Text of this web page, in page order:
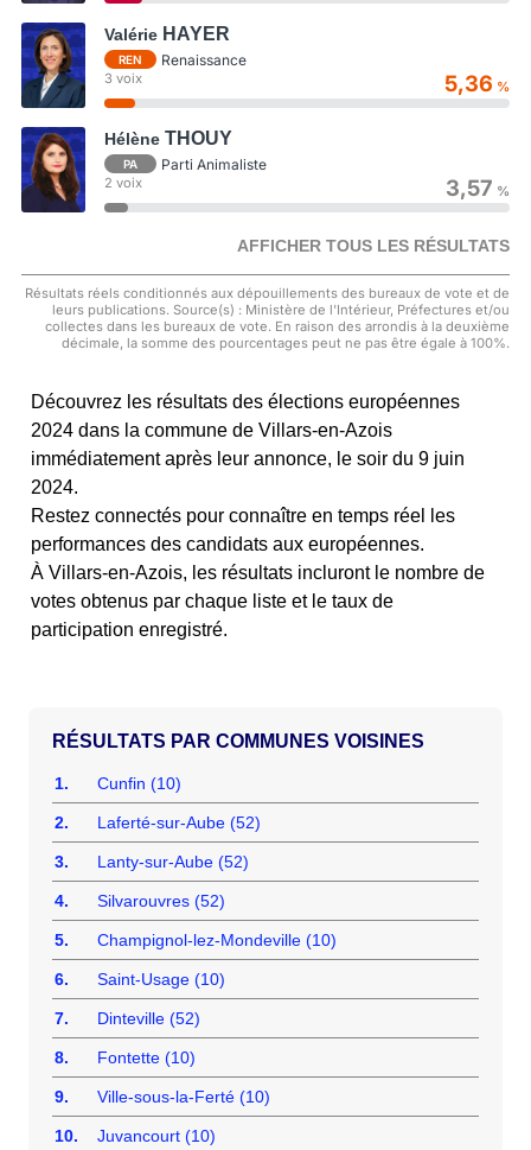
Valérie HAYER
REN Renaissance
3 voix 5,36 %
Hélène THOUY
PA Parti Animaliste
2 voix 3,57 %
AFFICHER TOUS LES RÉSULTATS
Résultats réels conditionnés aux dépouillements des bureaux de vote et de
leurs publications. Source(s) : Ministère de l'Intérieur, Préfectures et/ou
collectes dans les bureaux de vote. En raison des arrondis à la deuxième
décimale, la somme des pourcentages peut ne pas être égale à 100%.
Découvrez les résultats des élections européennes
2024 dans la commune de Villars-en-Azois
immédiatement après leur annonce, le soir du 9 juin
2024.
Restez connectés pour connaître en temps réel les
performances des candidats aux européennes.
À Villars-en-Azois, les résultats incluront le nombre de
votes obtenus par chaque liste et le taux de
participation enregistré.
COMMUNES VOISINES
1. Cunfin (10)
2. Laferté-sur-Aube (52)
3. Lanty-sur-Aube (52)
4. Silvarouvres (52)
5. Champignol-lez-Mondeville (10)
6. Saint-Usage (10)
7. Dinteville (52)
8. Fontette (10)
9. Ville-sous-la-Ferté (10)
10. Juvancourt (10)